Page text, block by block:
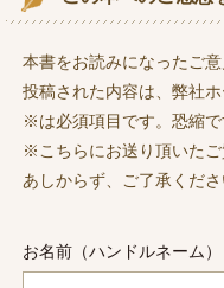
本書をお読みになったご
投稿された内容は、弊社
※は必須項目です。恐縮で
※こちらにお送り頂いたご
あしからず、ご了承くださ
お名前（ハンドルネーム）